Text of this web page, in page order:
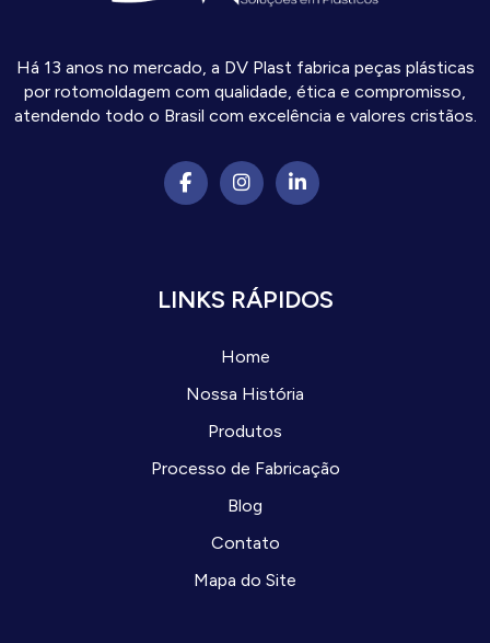
Há 13 anos no mercado, a DV Plast fabrica peças plásticas
por rotomoldagem com qualidade, ética e compromisso,
atendendo todo o Brasil com excelência e valores cristãos.
LINKS RÁPIDOS
Home
Nossa História
Produtos
Processo de Fabricação
Blog
Contato
Mapa do Site